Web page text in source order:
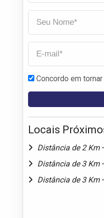
Concordo em
Locais
Distância de 2 Km -
Distância de 3 Km -
Distância de 3 Km -